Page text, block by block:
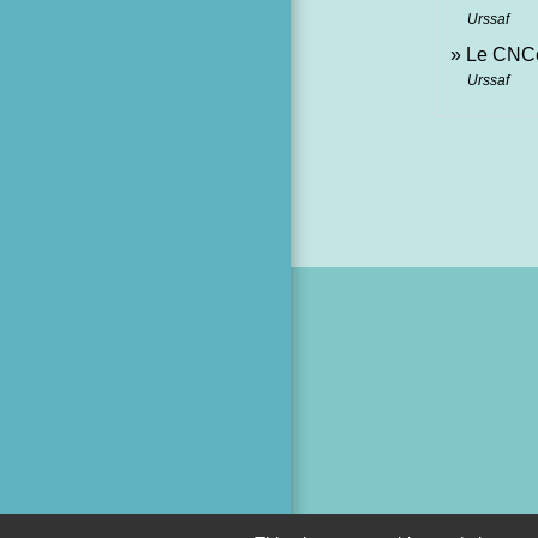
Urssaf
Le
Urssaf